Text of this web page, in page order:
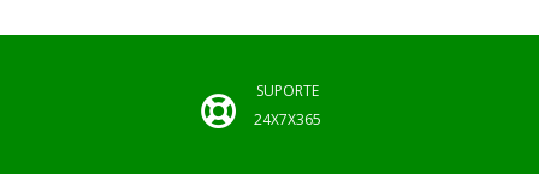
SUPORTE
24X7X365